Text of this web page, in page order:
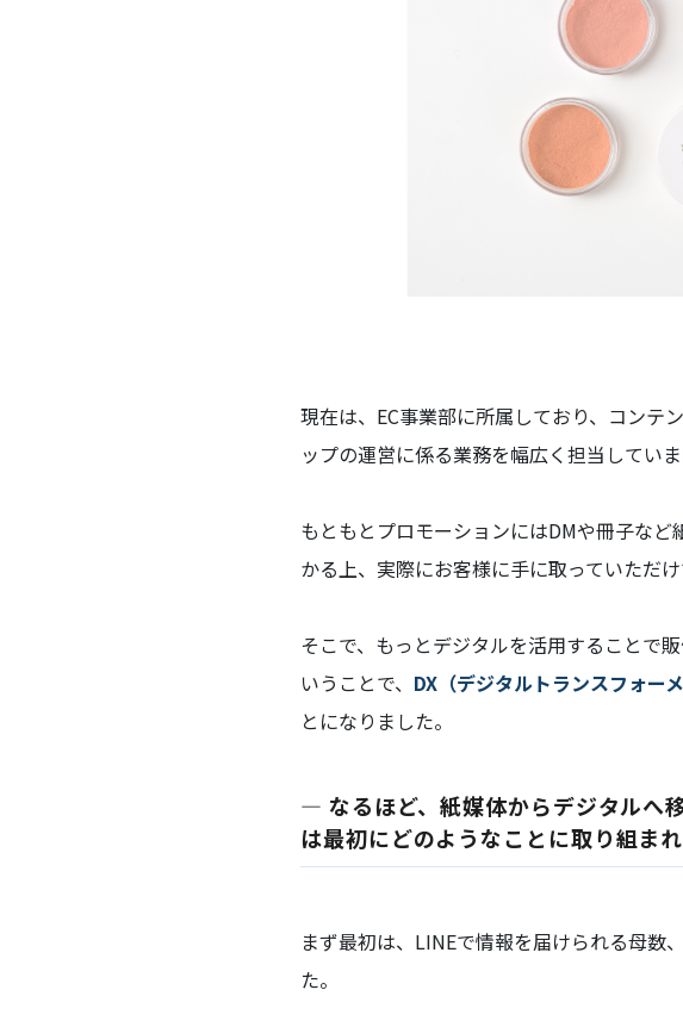
現在は、EC事業部に所属しており、コンテ
ップの運営に係る業務を幅広く担当してい
もともとプロモーションにはDMや冊子な
かる上、実際にお客様に手に取っていただ
そこで、もっとデジタルを活用することで
いうことで、 DX（デジタルトランスフォー
とになりました。
― なるほど、紙媒体からデジタルへ
は最初にどのようなことに取り組ま
まず最初は、LINEで情報を届けられる母数
た。